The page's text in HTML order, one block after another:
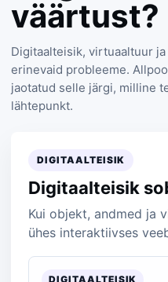
väärtust?
Digitaalteisik, virtuaaltuur
erinevaid probleeme.
jaotatud selle järgi, milline
lähtepunkt.
DIGITAALTEISIK
Digitaalteisik
Kui objekt, andmed ja
ühes interaktiivses
DIGITAALTEISIK